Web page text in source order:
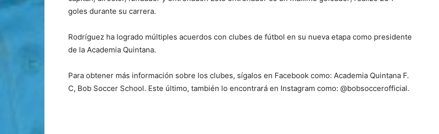
goles durante su carrera.
Rodríguez ha logrado múltiples acuerdos con clubes de fútbol en su nueva etapa como presidente
de la Academia Quintana.
Para obtener más información sobre los clubes, sígalos en Facebook como: Academia Quintana F.
C, Bob Soccer School. Este último, también lo encontrará en Instagram como: @bobsoccerofficial.